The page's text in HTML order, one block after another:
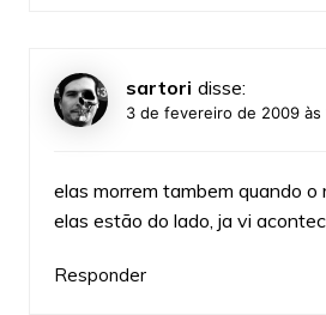
sartori disse:
3 de fevereiro de 2009 às
elas morrem tambem quando o
elas estão do lado, ja vi
Responder